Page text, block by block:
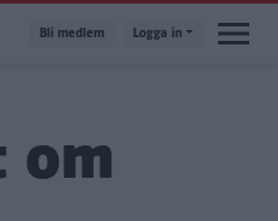
Bli medlem Logga in
om